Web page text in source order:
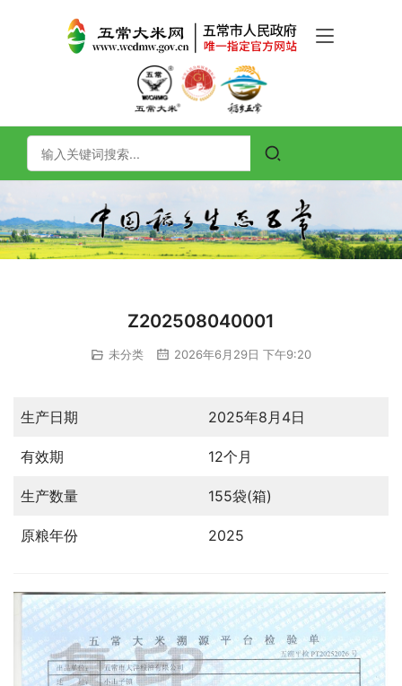
Z202508040001
未分类 2026年6月29日 下午9:20
生产日期 2025年8月4日
有效期 12个月
生产数量 155袋(箱)
原粮年份 2025